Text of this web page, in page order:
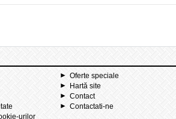
urilor
Oferte speciale
Hartă site
Contact
Contactati-ne